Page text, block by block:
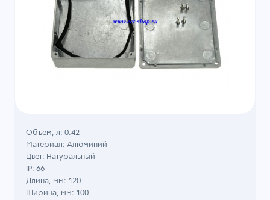
Объем, л: 0.42
Материал: Алюминий
Цвет: Натуральный
IP: 66
Длина, мм: 120
Ширина, мм: 100